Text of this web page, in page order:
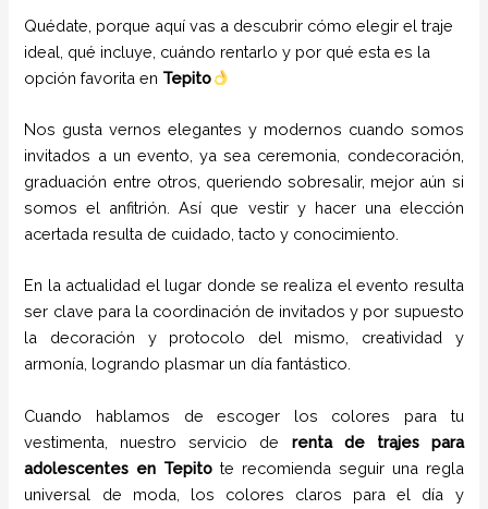
Quédate, porque aquí vas a descubrir cómo elegir el traje
ideal, qué incluye, cuándo rentarlo y por qué esta es la
opción favorita en Tepito
Nos gusta vernos elegantes y modernos cuando somos
invitados a un evento, ya sea ceremonia, condecoración,
graduación entre otros, queriendo sobresalir, mejor aún si
somos el anfitrión. Así que vestir y hacer una elección
acertada resulta de cuidado, tacto y conocimiento.
En la actualidad el lugar donde se realiza el evento resulta
ser clave para la coordinación de invitados y por supuesto
la decoración y protocolo del mismo, creatividad y
armonía, logrando plasmar un día fantástico.
Cuando hablamos de escoger los colores para tu
vestimenta, nuestro servicio de renta de trajes para
adolescentes en Tepitote recomienda seguir una regla
universal de moda, los colores claros para el día y